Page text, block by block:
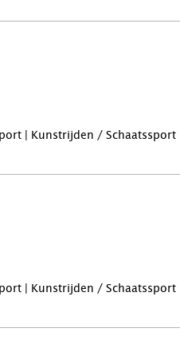
| Kunstrijden /
| Kunstrijden /